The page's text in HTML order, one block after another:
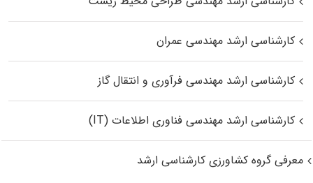
کارشناسی ارشد مهندسی عمران
کارشناسی ارشد مهندسی فرآوری و انتقال گاز
کارشناسی ارشد مهندسی فناوری اطلاعات (IT)
معرفی گروه کشاورزی کارشناسی ارشد